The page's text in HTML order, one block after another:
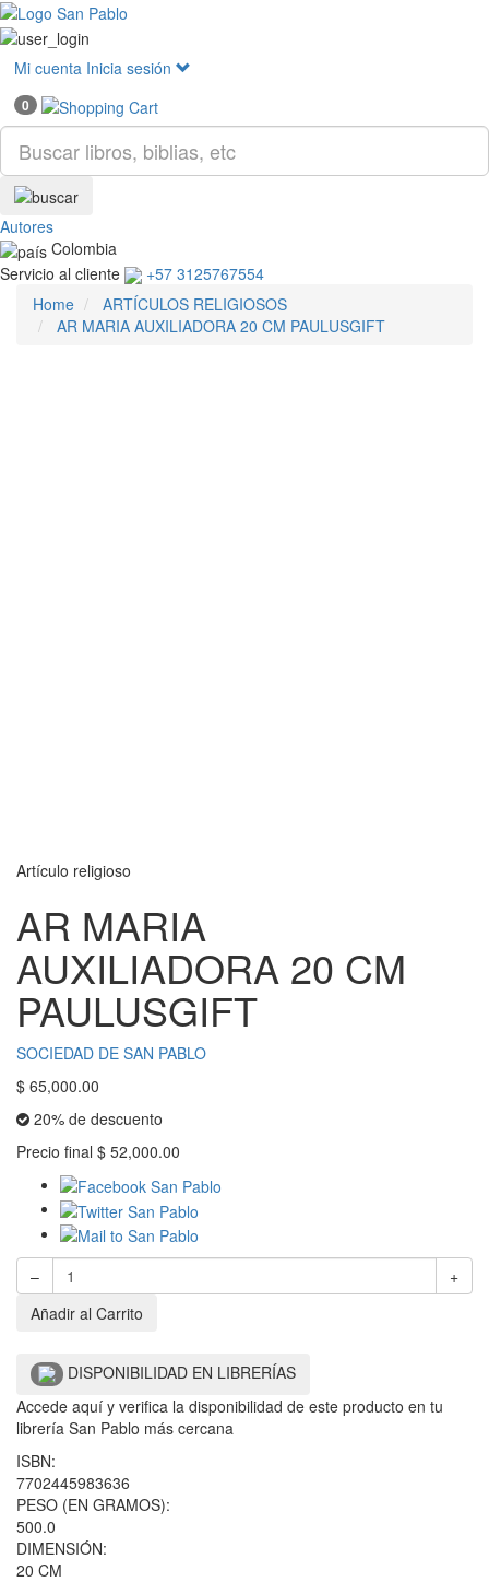
Mi cuenta Inicia sesión
0
Autores
Colombia
Servicio al cliente
+57 3125767554
Home
ARTÍCULOS RELIGIOSOS
AR MARIA AUXILIADORA 20 CM PAULUSGIFT
Artículo religioso
AR MARIA
AUXILIADORA 20 CM
PAULUSGIFT
SOCIEDAD DE SAN PABLO
$ 65,000.00
20% de descuento
Precio final $ 52,000.00
–
+
Añadir al Carrito
DISPONIBILIDAD EN LIBRERÍAS
Accede aquí y verifica la disponibilidad de este producto en tu
librería San Pablo más cercana
ISBN:
7702445983636
PESO (EN GRAMOS):
500.0
DIMENSIÓN:
20 CM